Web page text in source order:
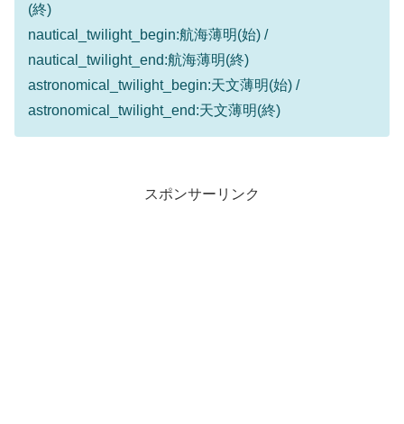
(終)
nautical_twilight_begin:航海薄明(始) /
nautical_twilight_end:航海薄明(終)
astronomical_twilight_begin:天文薄明(始) /
astronomical_twilight_end:天文薄明(終)
スポンサーリンク